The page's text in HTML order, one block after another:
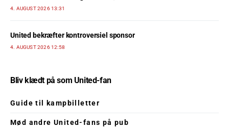
4. AUGUST 2026 13:31
United bekræfter kontroversiel sponsor
4. AUGUST 2026 12:58
Bliv klædt på som United-fan
Guide til kampbilletter
Mød andre United-fans på pub